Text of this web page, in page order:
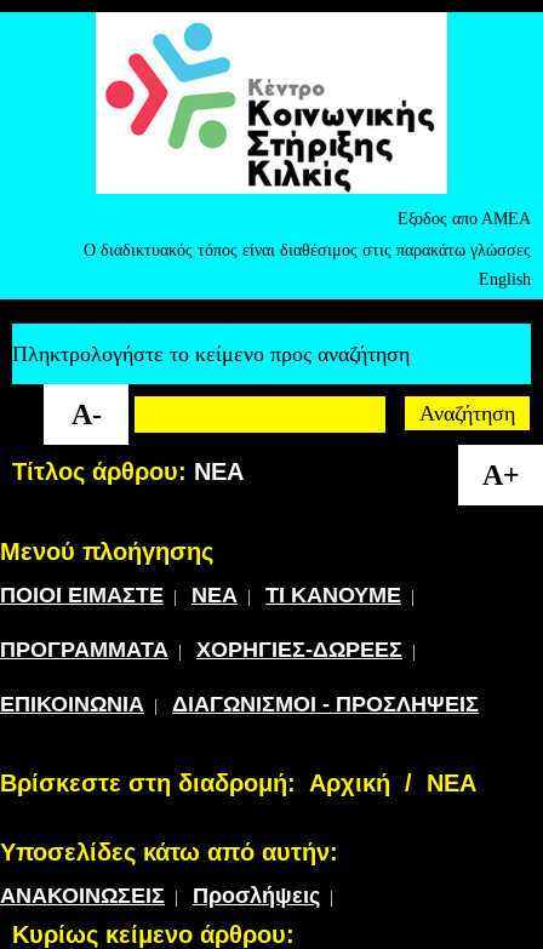
Εξοδος απο ΑΜΕΑ
Ο διαδικτυακός τόπος είναι διαθέσιμος στις παρακάτω γλώσσες
English
Πληκτρολογήστε το κείμενο προς αναζήτηση
A-
A+
Μενού πλοήγησης
ΠΟΙΟΙ ΕΙΜΑΣΤΕ ΝΕΑ ΤΙ ΚΑΝΟΥΜΕ
ΠΡΟΓΡΑΜΜΑΤΑ ΧΟΡΗΓΙΕΣ-ΔΩΡΕΕΣ
ΕΠΙΚΟΙΝΩΝΙΑ ΔΙΑΓΩΝΙΣΜΟΙ - ΠΡΟΣΛΗΨΕΙΣ
Βρίσκεστε στη διαδρομή: Αρχική / ΝΕΑ
Υποσελίδες κάτω από αυτήν:
ΑΝΑΚΟΙΝΩΣΕΙΣ Προσλήψεις
Τίτλος άρθρου: ΝΕΑ
Κυρίως κείμενο άρθρου: